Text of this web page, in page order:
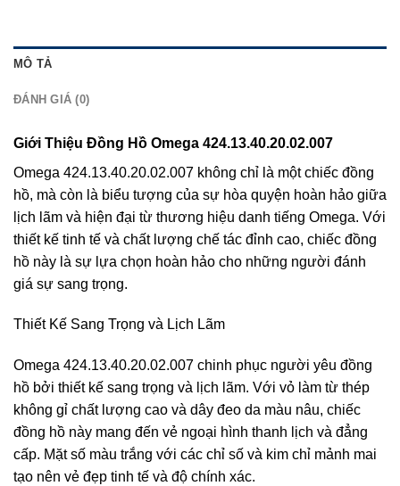
MÔ TẢ
ĐÁNH GIÁ (0)
Giới Thiệu Đồng Hồ Omega 424.13.40.20.02.007
Omega 424.13.40.20.02.007 không chỉ là một chiếc đồng
hồ, mà còn là biểu tượng của sự hòa quyện hoàn hảo giữa
lịch lãm và hiện đại từ thương hiệu danh tiếng Omega. Với
thiết kế tinh tế và chất lượng chế tác đỉnh cao, chiếc đồng
hồ này là sự lựa chọn hoàn hảo cho những người đánh
giá sự sang trọng.
Thiết Kế Sang Trọng và Lịch Lãm
Omega 424.13.40.20.02.007 chinh phục người yêu đồng
hồ bởi thiết kế sang trọng và lịch lãm. Với vỏ làm từ thép
không gỉ chất lượng cao và dây đeo da màu nâu, chiếc
đồng hồ này mang đến vẻ ngoại hình thanh lịch và đẳng
cấp. Mặt số màu trắng với các chỉ số và kim chỉ mảnh mai
tạo nên vẻ đẹp tinh tế và độ chính xác.